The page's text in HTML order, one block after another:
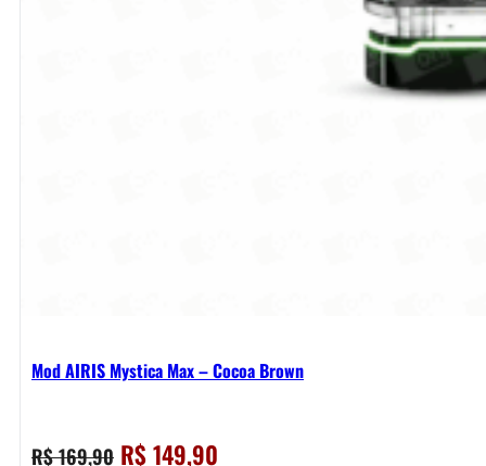
Mod AIRIS Mystica Max – Cocoa Brown
R$169,90 O
R$149,90